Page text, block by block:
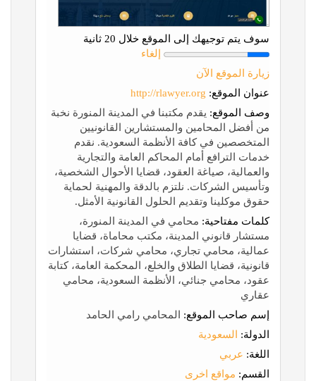
سوف يتم توجيهك إلى الموقع خلال 20 ثانية
إلغاء
زيارة الموقع الآن
عنوان الموقع: http://rlawyer.org
وصف الموقع: يقدم مكتبنا في المدينة المنورة نخبة
من أفضل المحامين والمستشارين القانونيين
المتخصصين في كافة الأنظمة السعودية. نقدم
خدمات الترافع أمام المحاكم العامة والتجارية
والعمالية، صياغة العقود، قضايا الأحوال الشخصية،
وتأسيس الشركات. نلتزم بالدقة والمهنية لحماية
حقوق موكلينا وتقديم الحلول القانونية الأمثل.
كلمات مفتاحية: محامي في المدينة المنورة،
مستشار قانوني المدينة، مكتب محاماة، قضايا
عمالية، محامي تجاري، محامي شركات، استشارات
قانونية، قضايا الطلاق والخلع، المحكمة العامة، كتابة
عقود، محامي جنائي، الأنظمة السعودية، محامي
عقاري
إسم صاحب الموقع: المحامي رامي الحامد
الدولة:
السعودية
اللغة: عربي
القسم: مواقع اخرى